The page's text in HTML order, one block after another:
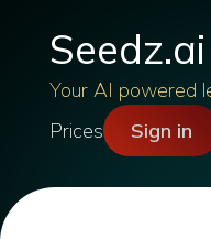
Seedz.ai
Your AI powered
Prices
Sign in